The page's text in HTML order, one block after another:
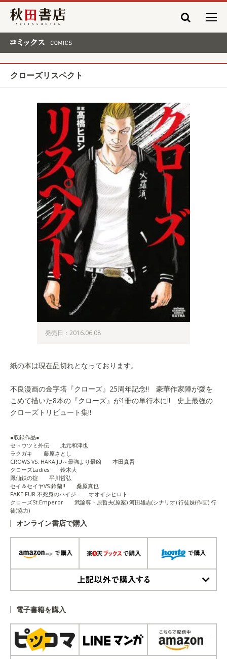
秋田書店
クローズリスペクト
発売日：2016.06.08
紙の本は現在品切れとなっております。
不良漫画の金字塔『クローズ』25周年記念!! 豪華作家陣が愛を
こめて描いた8本の『クローズ』が1冊の単行本に!! 史上最強の
クローズトリビュート集!!
●収録作品●
セトウツミ外伝 此元和津也
ラクガキ 藤原さとし
CROWS VS. HAKAIJU～最強より最凶 本田真吾
クローズLadies 鈴木大
鳳仙鉄の掟 平川哲弘
セイ＆セイヤVS.鈴蘭!! 桑原真也
FAKE FUR-不死身のハイジ- オオイシヒロト
クローズSt.Emperor 武論尊・原哲夫(原案) 河田雄志(シナリオ) 行徒妹(作画) 行
徒(協力)
オンライン書店で購入
電子書籍を購入